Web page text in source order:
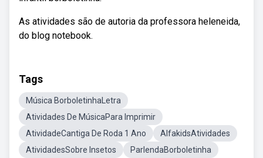
As atividades são de autoria da professora heleneida,
do blog notebook.
Tags
Música BorboletinhaLetra
Atividades De MúsicaPara Imprimir
AtividadeCantiga De Roda 1 Ano
AlfakidsAtividades
AtividadesSobre Insetos
ParlendaBorboletinha